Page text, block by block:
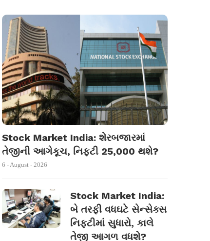
Stock Market India: શેરબજારમાં
તેજીની આગેકૂચ, નિફ્ટી 25,000 થશે?
6 - August - 2026
Stock Market India:
બે તરફી વધઘટે સેન્સેક્સ
નિફ્ટીમાં સુધારો, કાલે
તેજી આગળ વધશે?